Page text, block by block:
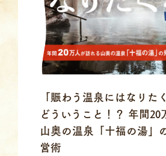
「賑わう温泉にはなりた
どういうこと！？ 年間20
山奥の温泉「十福の湯」
営術